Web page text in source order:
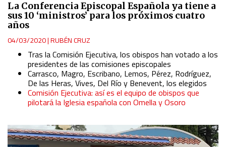
La Conferencia Episcopal Española ya tiene a
sus 10 ‘ministros’ para los próximos cuatro
años
04/03/2020|RUBÉN CRUZ
Tras la Comisión Ejecutiva, los obispos han votado a los
presidentes de las comisiones episcopales
Carrasco, Magro, Escribano, Lemos, Pérez, Rodríguez,
De las Heras, Vives, Del Río y Benevent, los elegidos
Comisión Ejecutiva: así es el equipo de obispos que
pilotará la Iglesia española con Omella y Osoro